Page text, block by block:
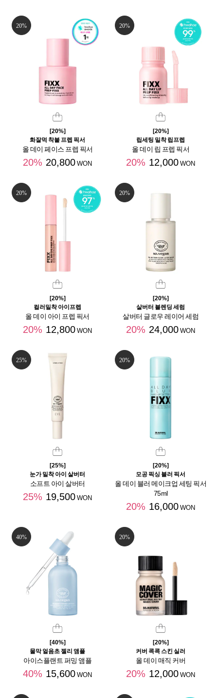
20%
[20%]
화잘먹 착붙 프렙 픽서
올 데이 페이스 프렙 픽서
20% 20,800 WON
20%
[20%]
립세팅 밀착 립프렙
올 데이 립 프렙 픽서
20% 12,000 WON
20%
[20%]
컬러밀착 아이프렙
올 데이 아이 프렙 픽서
20% 12,800 WON
20%
[20%]
살버터 블렌딩 세럼
살버터 글로우 레이어 세럼
20% 24,000 WON
25%
[25%]
눈가 밀착 아이 살버터
소프트 아이 살버터
25% 19,500 WON
20%
[20%]
모공 픽싱 블러 픽서
올 데이 블러 메이크업 세팅 픽서
75ml
20% 16,000 WON
40%
[40%]
물막 얼음초 젤리 앰플
아이스플랜트 퍼밍 앰플
40% 15,600 WON
20%
[20%]
커버 콕콕 스킨 실러
올 데이 매직 커버
20% 12,000 WON